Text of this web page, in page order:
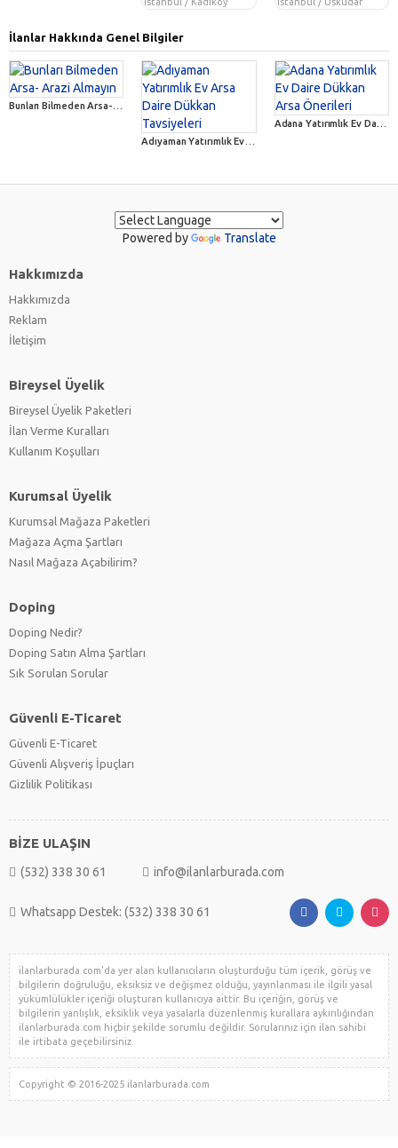
İlanlar Hakkında Genel Bilgiler
Bunları Bilmeden Arsa- Arazi Almayın
Powered by Translate
Hakkımızda
Hakkımızda
Reklam
İletişim
Bireysel Üyelik
Bireysel Üyelik Paketleri
İlan Verme Kuralları
Kullanım Koşulları
Kurumsal Üyelik
Kurumsal Mağaza Paketleri
Mağaza Açma Şartları
Nasıl Mağaza Açabilirim?
Doping
Doping Nedir?
Doping Satın Alma Şartları
Sık Sorulan Sorular
Güvenli E-Ticaret
Güvenli E-Ticaret
Güvenli Alışveriş İpuçları
Gizlilik Politikası
BİZE ULAŞIN
(532) 338 30 61 info@ilanlarburada.com
Whatsapp Destek: (532) 338 30 61
ilanlarburada.com'da yer alan kullanıcıların oluşturduğu tüm içerik, görüş ve
bilgilerin doğruluğu, eksiksiz ve değişmez olduğu, yayınlanması ile ilgili yasal
yükümlülükler içeriği oluşturan kullanıcıya aittir. Bu içeriğin, görüş ve
bilgilerin yanlışlık, eksiklik veya yasalarla düzenlenmiş kurallara aykırılığından
ilanlarburada.com hiçbir şekilde sorumlu değildir. Sorularınız için ilan sahibi
ile irtibata geçebilirsiniz.
Copyright © 2016-2025 ilanlarburada.com